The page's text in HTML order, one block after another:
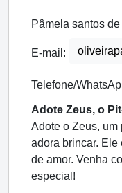
Pâmela santos
E-mail:
Telefone/
Adote Zeus, o
Adote o Zeus,
adora brincar. Ele
de amor. Venha
especial!